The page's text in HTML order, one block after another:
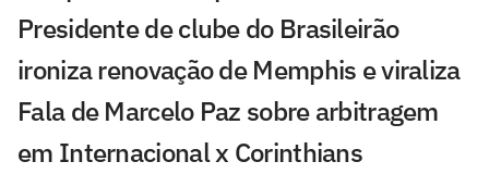
Presidente de clube do Brasileirão
ironiza renovação de Memphis e viraliza
Fala de Marcelo Paz sobre arbitragem
em Internacional x Corinthians